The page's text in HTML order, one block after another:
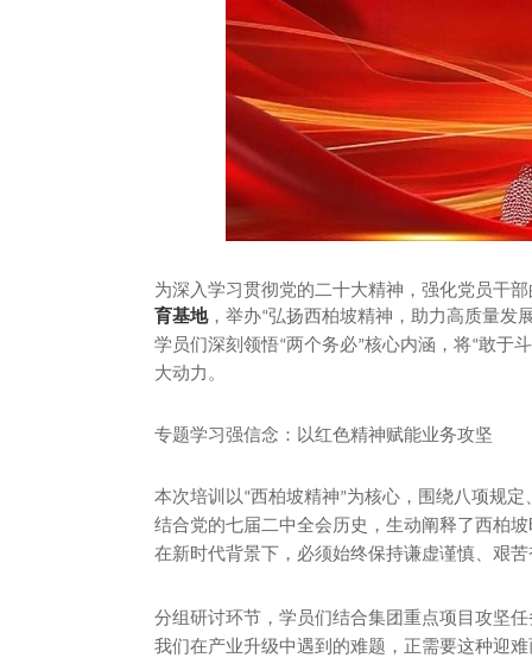
为深入学习贯彻党的二十大精神，强化党员干
育基地，举办“弘扬西柏坡精神，助力高质量发
学员们深刻领悟“两个务必”核心内涵，将“敢于
大动力。
专题学习强信念：以红色精神赋能业务攻坚
本次培训以 “西柏坡精神”为核心，围绕八项规
结合党的七届二中全会历史，生动阐释了西柏坡
在新时代背景下，必须始终保持谦虚谨慎、艰
分组研讨环节，学员们结合集团重点项目攻坚
我们在产业升级中遇到的难题，正需要这种迎